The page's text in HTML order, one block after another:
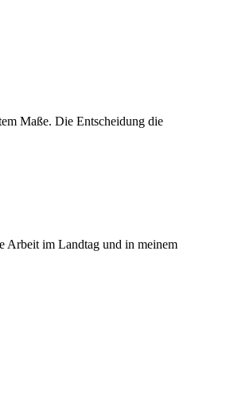
Maße. Die Entscheidung die
Arbeit im Landtag und in meinem